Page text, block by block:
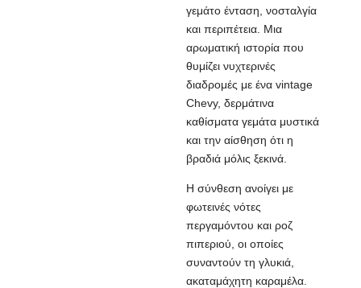
γεμάτο ένταση, νοσταλγία
και περιπέτεια. Μια
αρωματική ιστορία που
θυμίζει νυχτερινές
διαδρομές με ένα vintage
Chevy, δερμάτινα
καθίσματα γεμάτα μυστικά
και την αίσθηση ότι η
βραδιά μόλις ξεκινά.
Η σύνθεση ανοίγει με
φωτεινές νότες
περγαμόντου και ροζ
πιπεριού, οι οποίες
συναντούν τη γλυκιά,
ακαταμάχητη καραμέλα.